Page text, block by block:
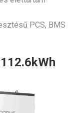
PCS, BMS